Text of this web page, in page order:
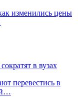
изменились цены
в вузах
перевестись в